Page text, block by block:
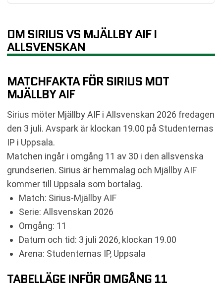
VANLIGA FRÅGOR OM SIRIUS VS MJÄLLBY AIF
SENASTE RESULTAT SIRIUS
RESULTAT INBÖRDES MÖTEN
TABELL
KOMMANDE MATCHER SIRIUS
KOMMANDE MATCHER MJÄLLBY AIF
RELATERADE NYHETER
OM SIRIUS VS MJÄLLBY AIF I
ALLSVENSKAN
MATCHFAKTA FÖR SIRIUS MOT
MJÄLLBY AIF
Sirius möter Mjällby AIF i Allsvenskan 2026 fredagen
den 3 juli. Avspark är klockan 19.00 på Studenternas
IP i Uppsala.
Matchen ingår i omgång 11 av 30 i den allsvenska
grundserien. Sirius är hemmalag och Mjällby AIF
kommer till Uppsala som bortalag.
Match: Sirius-Mjällby AIF
Serie: Allsvenskan 2026
Omgång: 11
Datum och tid: 3 juli 2026, klockan 19.00
Arena: Studenternas IP, Uppsala
TABELLÄGE INFÖR OMGÅNG 11